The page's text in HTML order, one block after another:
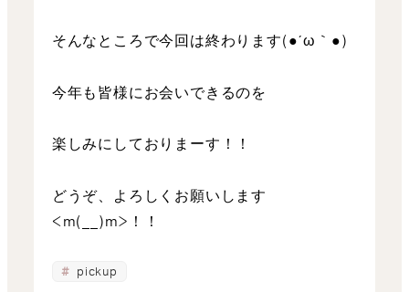
そんなところで今回は終わります(●´ω｀●)
今年も皆様にお会いできるのを
楽しみにしておりまーす！！
どうぞ、よろしくお願いします
<m(__)m>！！
pickup